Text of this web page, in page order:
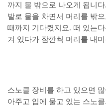
까지 물 밖으로 나오게 됩니
발로 물을 차면서 머리를 밖
때까지 기다렸지요. 떠 있는
겨 있다가 잠깐씩 머리를 내
스노클 장비를 하고 있으면
아주고 입에 물고 있는 스노